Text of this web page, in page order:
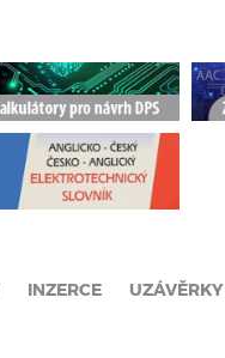
INZERCE UZÁVĚRKY